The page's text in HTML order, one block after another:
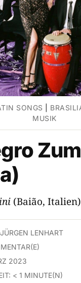
SONGS
MUSIK
(Baião, Italien)
LENHART
2023
< 1 MINUTE(N)